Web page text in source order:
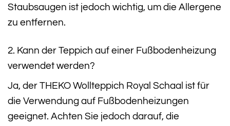
Staubsaugen ist jedoch wichtig, um die Allergene
zu entfernen.
2. Kann der Teppich auf einer Fußbodenheizung
verwendet werden?
Ja, der THEKO Wollteppich Royal Schaal ist für
die Verwendung auf Fußbodenheizungen
geeignet. Achten Sie jedoch darauf, die